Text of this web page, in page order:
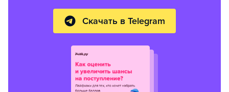
Скачать в Telegram